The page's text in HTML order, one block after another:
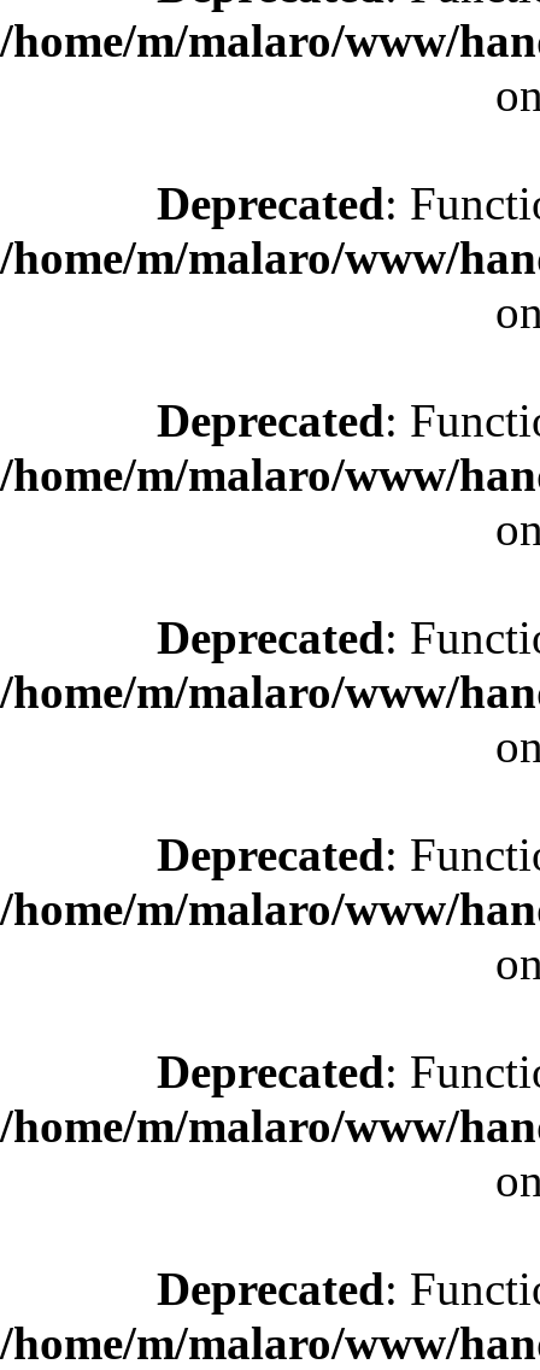
/home/m/malaro/www/
Deprecated:
/home/m/malaro/www/
Deprecated:
/home/m/malaro/www/
Deprecated:
/home/m/malaro/www/
Deprecated:
/home/m/malaro/www/
Deprecated:
/home/m/malaro/www/
Deprecated:
/home/m/malaro/www/